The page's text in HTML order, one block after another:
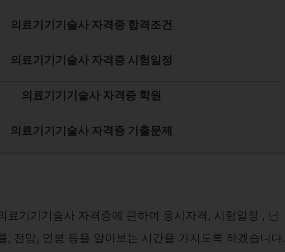
의료기기기술사 자격증 합격조건
의료기기기술사 자격증 시험일정
의료기기기술사 자격증 학원
의료기기기술사 자격증 기출문제
료기기기술사 자격증에 관하여 응시자격, 시험일정 , 난
, 전망, 연봉 등을 알아보는 시간을 가지도록 하겠습니다.